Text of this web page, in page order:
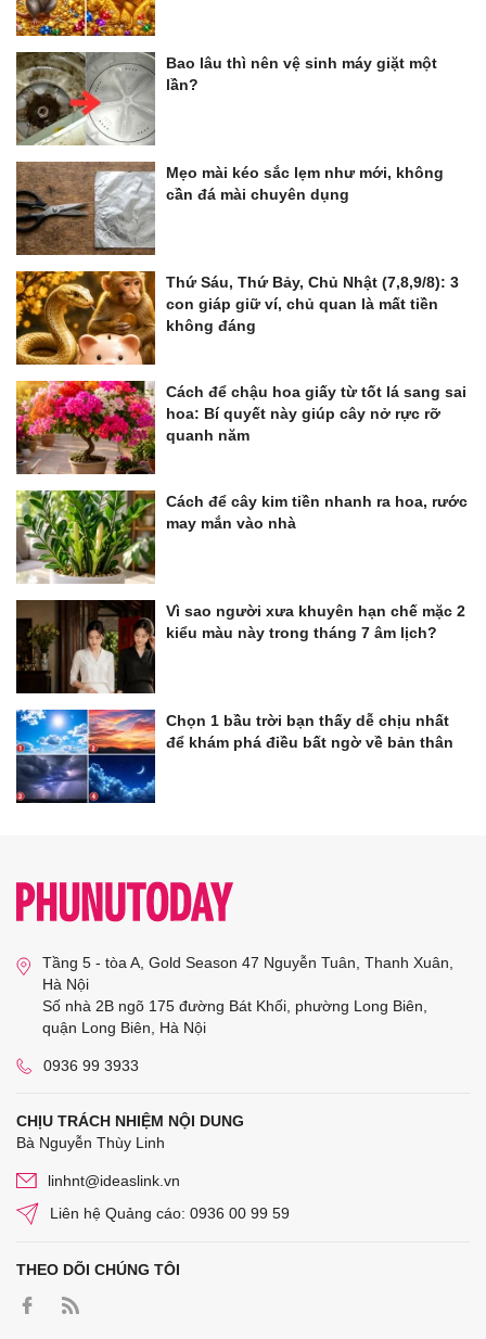
Bao lâu thì nên vệ sinh máy giặt một
lần?
Mẹo mài kéo sắc lẹm như mới, không
cần đá mài chuyên dụng
Thứ Sáu, Thứ Bảy, Chủ Nhật (7,8,9/8): 3
con giáp giữ ví, chủ quan là mất tiền
không đáng
Cách để chậu hoa giấy từ tốt lá sang sai
hoa: Bí quyết này giúp cây nở rực rỡ
quanh năm
Cách để cây kim tiền nhanh ra hoa, rước
may mắn vào nhà
Vì sao người xưa khuyên hạn chế mặc 2
kiểu màu này trong tháng 7 âm lịch?
Chọn 1 bầu trời bạn thấy dễ chịu nhất
để khám phá điều bất ngờ về bản thân
Tầng 5 - tòa A, Gold Season 47 Nguyễn Tuân, Thanh Xuân,
Hà Nội
Số nhà 2B ngõ 175 đường Bát Khối, phường Long Biên,
quận Long Biên, Hà Nội
0936 99 3933
CHỊU TRÁCH NHIỆM NỘI DUNG
Bà Nguyễn Thùy Linh
linhnt@ideaslink.vn
Liên hệ Quảng cáo: 0936 00 99 59
THEO DÕI CHÚNG TÔI